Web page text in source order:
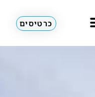
כרטיסים